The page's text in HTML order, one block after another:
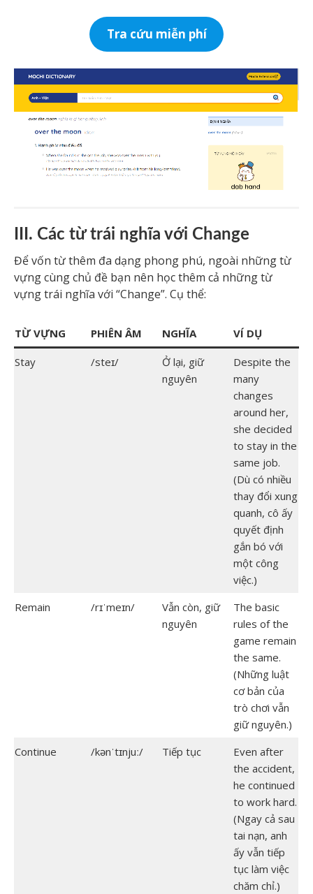
Tra cứu miễn phí
III. Các từ trái nghĩa với Change
Để vốn từ thêm đa dạng phong phú, ngoài những từ
vựng cùng chủ đề bạn nên học thêm cả những từ
vựng trái nghĩa với “Change”. Cụ thể:
TỪ VỰNG PHIÊN ÂM NGHĨA VÍ DỤ
Stay /steɪ/
Ở lại, giữ
nguyên
Despite the
many
changes
around her,
she decided
to stay in the
same job.
(Dù có nhiều
thay đổi xung
quanh, cô ấy
quyết định
gắn bó với
một công
việc.)
Remain
/rɪˈmeɪn/
Vẫn còn, giữ
nguyên
The basic
rules of the
game remain
the same.
(Những luật
cơ bản của
trò chơi vẫn
giữ nguyên.)
Continue
/kənˈtɪnjuː/ Tiếp tục
Even after
the accident,
he continued
to work hard.
(Ngay cả sau
tai nạn, anh
ấy vẫn tiếp
tục làm việc
chăm chỉ.)